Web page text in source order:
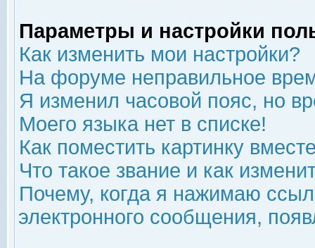
Параметры и настройки
Как изменить мои настройки?
На форуме неправильное
Я изменил часовой пояс, но
Моего языка нет в списке!
Как поместить картинку
Что такое звание и как
Почему, когда я нажимаю
электронного сообщения,